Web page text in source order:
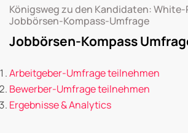
Königsweg zu den Kandidaten:
Jobbörsen-Kompass-Umfrage
Jobbörsen-Kompass
Arbeitgeber-Umfrage teilnehmen
Bewerber-Umfrage teilnehmen
Ergebnisse & Analytics